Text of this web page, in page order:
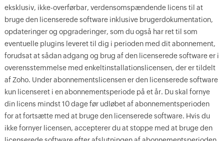
eksklusiv, ikke-overførbar, verdensomspændende licens til at
bruge den licenserede software inklusive brugerdokumentation,
opdateringer og opgraderinger, som du også har ret til som
eventuelle plugins leveret til dig i perioden med dit abonnement,
forudsat at sådan adgang og brug af den licenserede software er i
overensstemmelse med enkeltinstallationslicensen, der er tildelt
af Zoho. Under abonnementslicensen er den licenserede software
kun licenseret i en abonnementsperiode på et år. Du skal fornye
din licens mindst 10 dage før udløbet af abonnementsperioden
for at fortsætte med at bruge den licenserede software. Hvis du
ikke fornyer licensen, accepterer du at stoppe med at bruge den